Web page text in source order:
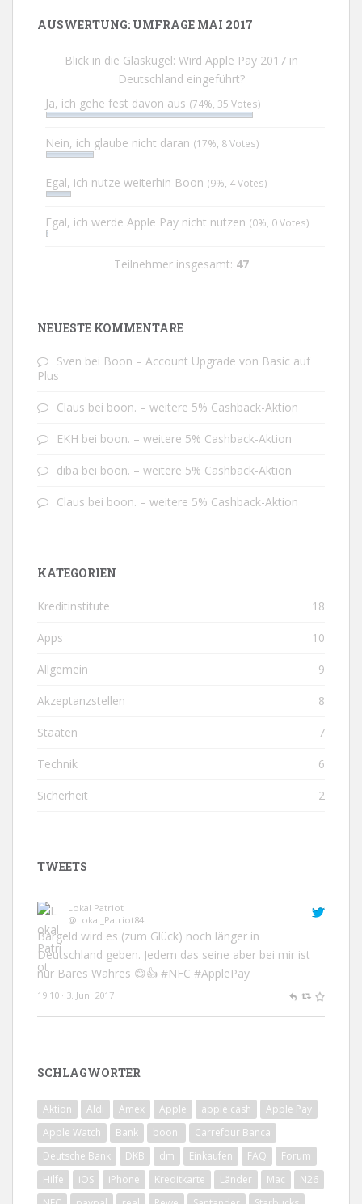
AUSWERTUNG: UMFRAGE MAI 2017
Blick in die Glaskugel: Wird Apple Pay 2017 in
Deutschland eingeführt?
Ja, ich gehe fest davon aus (74%, 35 Votes)
Nein, ich glaube nicht daran (17%, 8 Votes)
Egal, ich nutze weiterhin Boon (9%, 4 Votes)
Egal, ich werde Apple Pay nicht nutzen (0%, 0 Votes)
Teilnehmer insgesamt: 47
NEUESTE KOMMENTARE
Sven bei Boon – Account Upgrade von Basic auf
Plus
Claus bei boon. – weitere 5% Cashback-Aktion
EKH bei boon. – weitere 5% Cashback-Aktion
diba bei boon. – weitere 5% Cashback-Aktion
Claus bei boon. – weitere 5% Cashback-Aktion
KATEGORIEN
Kreditinstitute 18
Apps 10
Allgemein 9
Akzeptanzstellen 8
Staaten 7
Technik 6
Sicherheit 2
TWEETS
Bargeld wird es (zum Glück) noch länger in
Deutschland geben. Jedem das seine aber bei mir ist
nur Bares Wahres 😄👍#NFC #ApplePay
19:10 · 3. Juni 2017
@atcbngl
12:02 · 2. Juni 2017
SCHLAGWÖRTER
Aktion Aldi Amex Apple apple cash
Apple Pay
Apple Watch
Bank boon.
Carrefour Banca
Deutsche Bank
DKB dm Einkaufen FAQ
Forum
Hilfe
iOS iPhone Kreditkarte Länder Mac
N26